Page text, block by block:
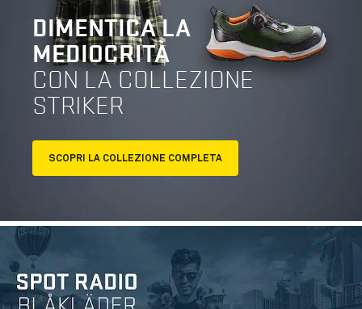
DIMENTICA LA
MEDIOCRITÀ
CON LA COLLEZIONE
STRIKER
SCOPRI LA COLLEZIONE COMPLETA